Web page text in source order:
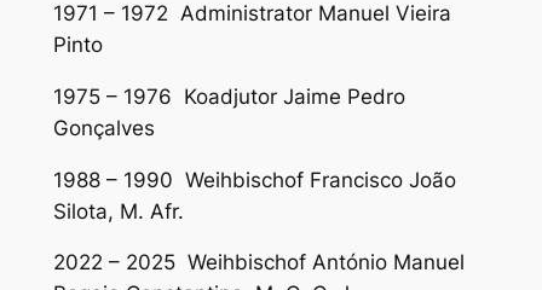
1971 – 1972 Administrator Manuel Vieira
Pinto
1975 – 1976 Koadjutor Jaime Pedro
Gonçalves
1988 – 1990 Weihbischof Francisco João
Silota, M. Afr.
2022 – 2025 Weihbischof António Manuel